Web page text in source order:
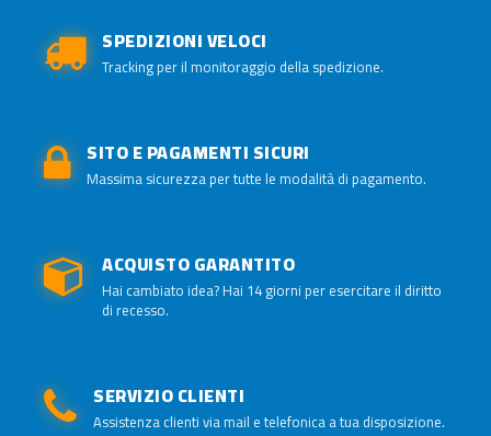
SPEDIZIONI VELOCI
Tracking per il monitoraggio della spedizione.
SITO E PAGAMENTI SICURI
Massima sicurezza per tutte le modalità di pagamento.
ACQUISTO GARANTITO
Hai cambiato idea? Hai 14 giorni per esercitare il diritto
di recesso.
SERVIZIO CLIENTI
Assistenza clienti via mail e telefonica a tua disposizione.